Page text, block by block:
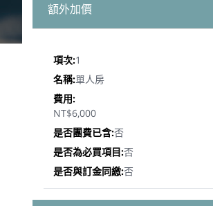
額外加價
1
單人房
NT$6,000
否
否
否